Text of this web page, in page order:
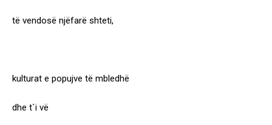
të vendosë njëfarë shteti,
kulturat e popujve të mbledhë
dhe t`i vë